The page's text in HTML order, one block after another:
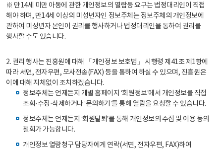
※ 만14세 미만 아동에 관한 개인정보의 열람등 요구는 법정대리인이 직접
해야 하며, 만14세 이상의 미성년자인 정보주체는 정보주체의 개인정보에
관하여 미성년자 본인이 권리를 행사하거나 법정대리인을 통하여 권리를
행사할 수도 있습니다.
2. 권리 행사는 진흥원에 대해 「개인정보 보호법」 시행령 제41조 제1항에
따라 서면, 전자우편, 모사전송(FAX) 등을 통하여 하실 수 있으며, 진흥원은
이에 대해 지체없이 조치하겠습니다.
정보주체는 언제든지 개별 홈페이지 ‘회원정보’에서 개인정보를 직접
조회·수정·삭제하거나 ‘문의하기’를 통해 열람을 요청할 수 있습니다.
정보주체는 언제든지 ‘회원탈퇴’를 통해 개인정보의 수집 및 이용 동의
철회가 가능합니다.
개인정보 열람청구 담당자에게 연락(서면, 전자우편, FAX)하여